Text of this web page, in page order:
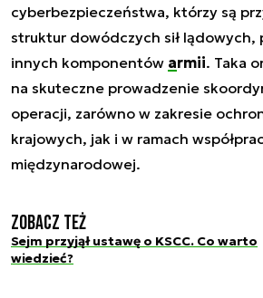
cyberbezpieczeństwa, którzy są
struktur dowódczych sił lądowych,
innych komponentów armii. Taka
na skuteczne prowadzenie
operacji, zarówno w zakresie
krajowych, jak i w ramach
międzynarodowej.
Zobacz też
Sejm przyjął ustawę o KSCC. Co warto
wiedzieć?